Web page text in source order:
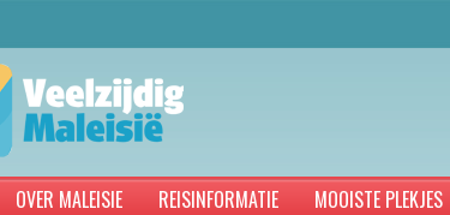
OVER MALEISIE REISINFORMATIE MOOISTE PLEKJES